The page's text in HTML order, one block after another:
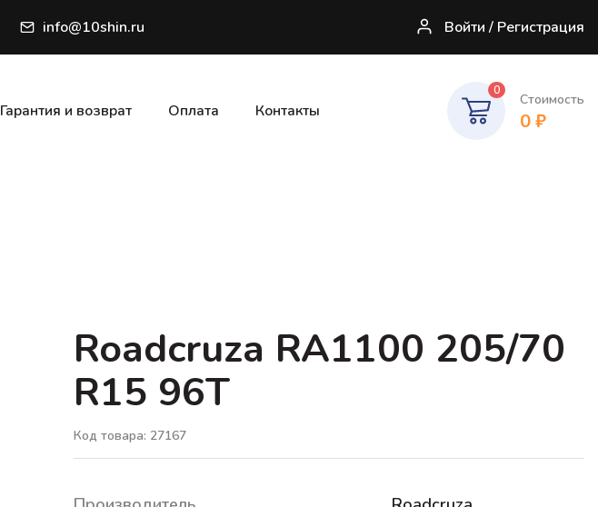
info@10shin.ru Войти / Регистрация
Гарантия и возврат Оплата Контакты
0
Стоимость
0₽
Roadcruza RA1100 205/70
R15 96T
Код товара: 27167